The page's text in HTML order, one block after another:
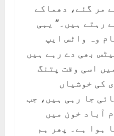
مر گئے، دھماکے
رہتے ہیں۔” یہی
وہ واٹس ایپ
بھی دے رہے ہیں
اسی وقت پتنگ
کی خوشیاں
جا رہی ہیں، جب
آباد خون میں
ہوا ہے۔ پھر ہم